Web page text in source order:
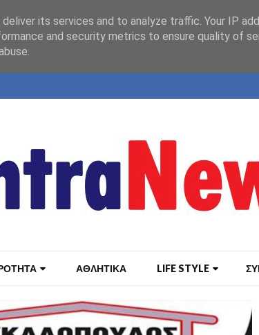
ΑΘΛΗΤΙΚΑ LIFE STYLE
its services and to analyze traffic. Your IP
and security metrics to ensure quality of